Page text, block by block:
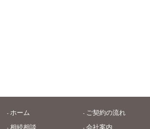
ホーム ご契約の流れ
相続相談
会社案内